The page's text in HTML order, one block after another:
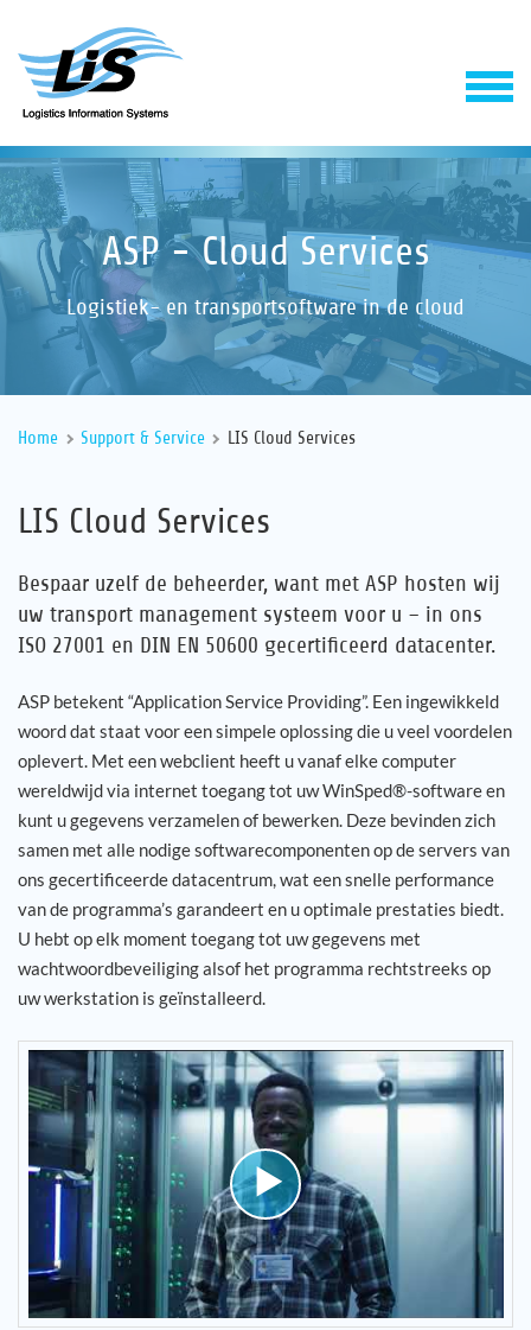
Software
Support & Service
Onderneming
Jouw carrière
Referenties
Nieuws
Contact
NL
ASP - Cloud Services
Logistiek- en transportsoftware in de cloud
Home Support & Service LIS Cloud Services
LIS Cloud Services
Bespaar uzelf de beheerder, want met ASP hosten wij
uw transport management systeem voor u – in ons
ISO 27001 en DIN EN 50600 gecertificeerd datacenter.
ASP betekent “Application Service Providing”. Een ingewikkeld
woord dat staat voor een simpele oplossing die u veel voordelen
oplevert. Met een webclient heeft u vanaf elke computer
wereldwijd via internet toegang tot uw WinSped®-software en
kunt u gegevens verzamelen of bewerken. Deze bevinden zich
samen met alle nodige softwarecomponenten op de servers van
ons gecertificeerde datacentrum, wat een snelle performance
van de programma’s garandeert en u optimale prestaties biedt.
U hebt op elk moment toegang tot uw gegevens met
wachtwoordbeveiliging alsof het programma rechtstreeks op
uw werkstation is geïnstalleerd.